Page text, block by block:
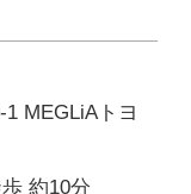
MEGLiAトヨ
約10分